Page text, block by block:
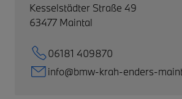
Kesselstädter Straße 49
63477 Maintal
06181 409870
info@bmw-krah-enders-